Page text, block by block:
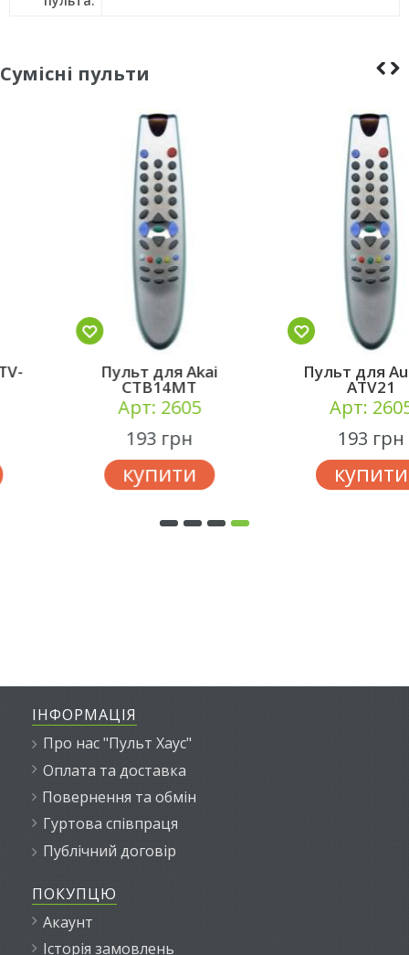
Сумісні пульти
Пульт для Akai
CTB14MT
Арт: 2605
193 грн
купити
Пульт для Aurum
ATV21
Арт: 2605
193 грн
купити
ІНФОРМАЦІЯ
Про нас "Пульт Хаус"
Оплата та доставка
Повернення та обмін
Гуртова співпраця
Публічний договір
ПОКУПЦЮ
Акаунт
Історія замовлень